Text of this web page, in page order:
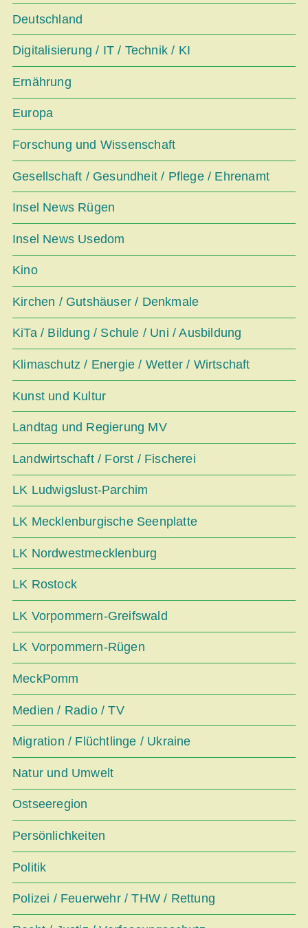
Deutschland
Digitalisierung / IT / Technik / KI
Ernährung
Europa
Forschung und Wissenschaft
Gesellschaft / Gesundheit / Pflege / Ehrenamt
Insel News Rügen
Insel News Usedom
Kino
Kirchen / Gutshäuser / Denkmale
KiTa / Bildung / Schule / Uni / Ausbildung
Klimaschutz / Energie / Wetter / Wirtschaft
Kunst und Kultur
Landtag und Regierung MV
Landwirtschaft / Forst / Fischerei
LK Ludwigslust-Parchim
LK Mecklenburgische Seenplatte
LK Nordwestmecklenburg
LK Rostock
LK Vorpommern-Greifswald
LK Vorpommern-Rügen
MeckPomm
Medien / Radio / TV
Migration / Flüchtlinge / Ukraine
Natur und Umwelt
Ostseeregion
Persönlichkeiten
Politik
Polizei / Feuerwehr / THW / Rettung